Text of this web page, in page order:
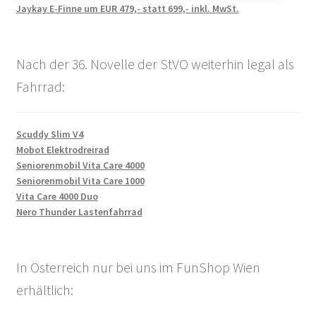
Jaykay E-Finne um EUR 479,- statt 699,- inkl. MwSt.
Nach der 36. Novelle der StVO weiterhin legal als
Fahrrad:
Scuddy Slim V4
Mobot Elektrodreirad
Seniorenmobil Vita Care 4000
Seniorenmobil Vita Care 1000
Vita Care 4000 Duo
Nero Thunder Lastenfahrrad
In Österreich nur bei uns im FunShop Wien
erhältlich: